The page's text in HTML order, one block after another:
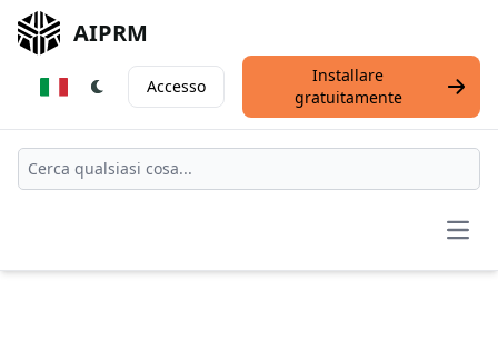
AIPRM
Accesso
Installare
gratuitamente